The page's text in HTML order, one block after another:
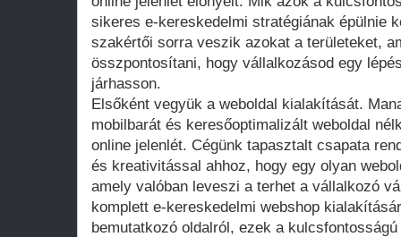
sikeres e-kereskedelmi stratégiának épülnie
szakértői sorra veszik azokat a területeket,
összpontosítani, hogy vállalkozásod egy
járhasson.
Elsőként vegyük a weboldal kialakítását.
mobilbarát és keresőoptimalizált weboldal
online jelenlét. Cégünk tapasztalt csapata
és kreativitással ahhoz, hogy egy olyan
amely valóban leveszi a terhet a vállalkozó
komplett e-kereskedelmi webshop
bemutatkozó oldalról, ezek a